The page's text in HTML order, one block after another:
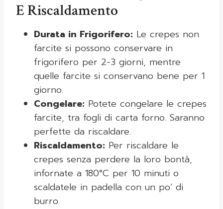
E Riscaldamento
Durata in Frigorifero: Le crepes non
farcite si possono conservare in
frigorifero per 2-3 giorni, mentre
quelle farcite si conservano bene per 1
giorno.
Congelare: Potete congelare le crepes
farcite, tra fogli di carta forno. Saranno
perfette da riscaldare.
Riscaldamento: Per riscaldare le
crepes senza perdere la loro bontà,
infornate a 180°C per 10 minuti o
scaldatele in padella con un po’ di
burro.